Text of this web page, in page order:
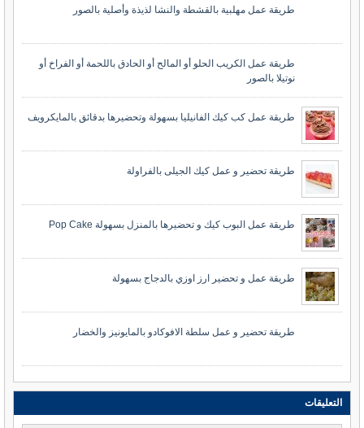
طريقة عمل مهلبية بالقشطة والنشا لذيذة وأصلية بالصور
طريقة عمل الكريب الحلو أو المالح أو الحادق باللحمة أو الفراخ أو
نوتيلا بالصور
طريقة عمل كب كيك الفانيليا بسهولة وتحضيرها بدقائق بالمايكرويف
طريقة تحضير و عمل كيك الجيلى بالفراولة
طريقة عمل البوب كيك و تحضيرها بالمنزل بسهولة Pop Cake
طريقة عمل و تحضير ارز اوزي بالدجاج بسهولة
طريقة تحضير و عمل سلطة الافوكادو بالمايونيز والخضار
التعليقات